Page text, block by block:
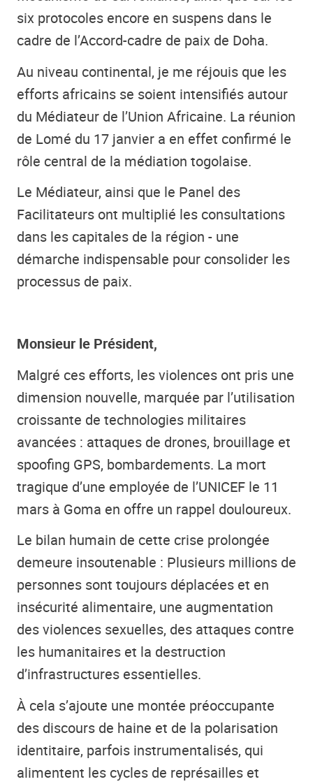
six protocoles encore en suspens dans le
cadre de l’Accord-cadre de paix de Doha.
Au niveau continental, je me réjouis que les
efforts africains se soient intensifiés autour
du Médiateur de l’Union Africaine. La réunion
de Lomé du 17 janvier a en effet confirmé le
rôle central de la médiation togolaise.
Le Médiateur, ainsi que le Panel des
Facilitateurs ont multiplié les consultations
dans les capitales de la région - une
démarche indispensable pour consolider les
processus de paix.
Monsieur le Président,
Malgré ces efforts, les violences ont pris une
dimension nouvelle, marquée par l’utilisation
croissante de technologies militaires
avancées : attaques de drones, brouillage et
spoofing GPS, bombardements. La mort
tragique d’une employée de l’UNICEF le 11
mars à Goma en offre un rappel douloureux.
Le bilan humain de cette crise prolongée
demeure insoutenable : Plusieurs millions de
personnes sont toujours déplacées et en
insécurité alimentaire, une augmentation
des violences sexuelles, des attaques contre
les humanitaires et la destruction
d’infrastructures essentielles.
À cela s’ajoute une montée préoccupante
des discours de haine et de la polarisation
identitaire, parfois instrumentalisés, qui
alimentent les cycles de représailles et